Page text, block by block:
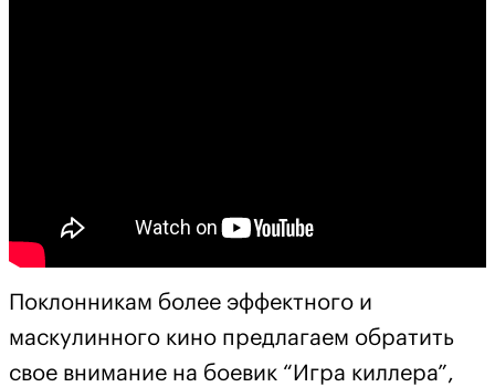
Поклонникам более эффектного и
маскулинного кино предлагаем обратить
свое внимание на боевик “Игра киллера”,